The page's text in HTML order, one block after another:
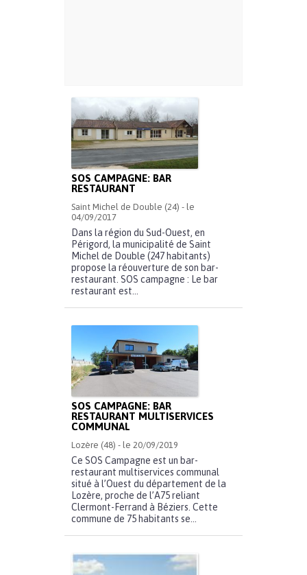
SOS CAMPAGNE: BAR
RESTAURANT
Saint Michel de Double (24) - le
04/09/2017
Dans la région du Sud-Ouest, en
Périgord, la municipalité de Saint
Michel de Double (247 habitants)
propose la réouverture de son bar-
restaurant. SOS campagne : Le bar
restaurant est...
SOS CAMPAGNE: BAR
RESTAURANT MULTISERVICES
COMMUNAL
Lozère (48) - le 20/09/2019
Ce SOS Campagne est un bar-
restaurant multiservices communal
situé à l’Ouest du département de la
Lozère, proche de l’A75 reliant
Clermont-Ferrand à Béziers. Cette
commune de 75 habitants se...